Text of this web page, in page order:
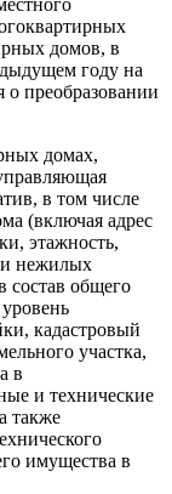
домов, в
году на
преобразовании
домах,
в том числе
(включая адрес
этажность,
и нежилых
общего
кадастровый
участка,
в
и технические
также
имущества в